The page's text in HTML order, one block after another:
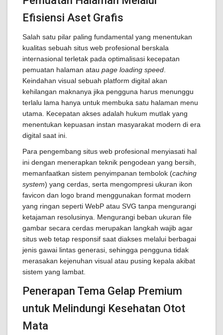
Efisiensi Aset Grafis
Salah satu pilar paling fundamental yang menentukan
kualitas sebuah situs web profesional berskala
internasional terletak pada optimalisasi kecepatan
pemuatan halaman atau page loading speed
Keindahan visual sebuah platform digital akan
kehilangan maknanya jika pengguna harus menunggu
terlalu lama hanya untuk membuka satu halaman menu
utama. Kecepatan akses adalah hukum mutlak yang
menentukan kepuasan instan masyarakat modern di era
digital saat ini.
Para pengembang situs web profesional menyiasati hal
ini dengan menerapkan teknik pengodean yang bersih,
memanfaatkan sistem penyimpanan tembolok (caching
system) yang cerdas, serta mengompresi ukuran ikon
favicon dan logo brand menggunakan format modern
yang ringan seperti WebP atau SVG tanpa mengurangi
ketajaman resolusinya. Mengurangi beban ukuran file
gambar secara cerdas merupakan langkah wajib agar
situs web tetap responsif saat diakses melalui berbagai
jenis gawai lintas generasi, sehingga pengguna tidak
merasakan kejenuhan visual atau pusing kepala akibat
sistem yang lambat.
Penerapan Tema Gelap Premium
untuk Melindungi Kesehatan Otot
Mata